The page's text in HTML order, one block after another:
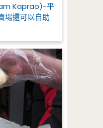
Kaprao)-平
場還可以自助